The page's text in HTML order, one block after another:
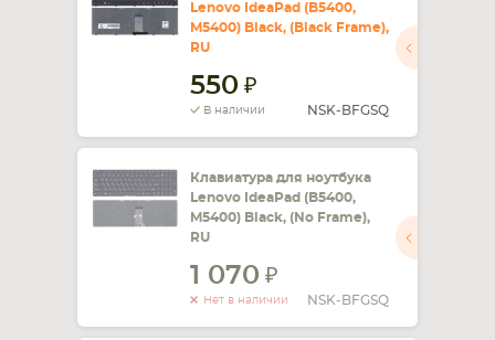
Lenovo IdeaPad (B5400,
M5400) Black, (Black Frame),
RU
550
В наличии NSK-BFGSQ
Клавиатура для ноутбука
Lenovo IdeaPad (B5400,
M5400) Black, (No Frame),
RU
1 070
Нет в наличии NSK-BFGSQ